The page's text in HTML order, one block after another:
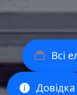
Всі
Довідка